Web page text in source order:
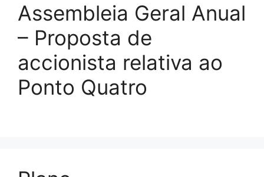
Assembleia Geral Anual
– Proposta de
accionista relativa ao
Ponto Quatro